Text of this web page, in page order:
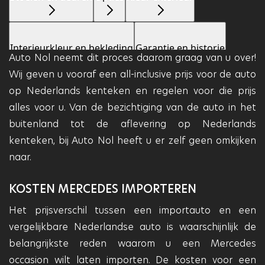
Auto Nol neemt dit proces daarom graag van u over!
Wij geven u vooraf een all-inclusive prijs voor de auto
op Nederlands kenteken en regelen voor die prijs
alles voor u. Van de bezichtiging van de auto in het
buitenland tot de aflevering op Nederlands
kenteken, bij Auto Nol heeft u er zelf geen omkijken
naar.
KOSTEN MERCEDES IMPORTEREN
Het prijsverschil tussen een importauto en een
vergelijkbare Nederlandse auto is waarschijnlijk de
belangrijkste reden waarom u een Mercedes
occasion wilt laten importen. De kosten voor een